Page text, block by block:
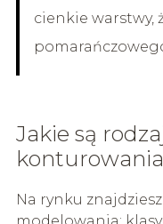
cienkie warstwy,
Jakie są
Na rynku
modelowania: